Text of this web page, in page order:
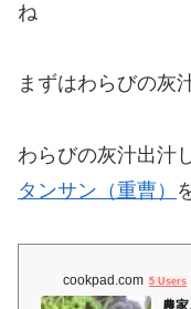
ね
まずはわらびの灰
わらびの灰汁出汁
タンサン（重曹）
cookpad.com 5 Users